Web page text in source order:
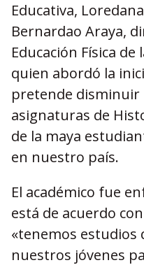
Educativa,
Bernardao Araya,
Educación Física
quien abordó la
pretende disminuir
asignaturas de
de la maya
en nuestro país.
El académico fue
está de acuerdo
«tenemos estudios
nuestros jóvenes